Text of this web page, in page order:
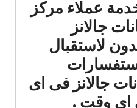
عملاء مركز
جالانز
لاستقبال
جالانز فى اى
اى وقت .